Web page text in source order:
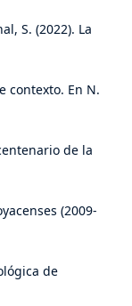
S. (2022). La
contexto. En N.
de la
(2009-
de